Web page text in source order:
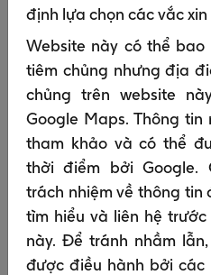
Tuân thủ nghĩa
minh bạch.
Bạn đã cho phép
trong trường hợp
phép từ bạn (luật
thuận”). Bạn có thể
bạn bất cứ lúc nào.
sự chấp thuận của
sau đây:
Đặt cookie trên
hiểu cách bạn
định lựa chọn các vắc
Website này có thể
tiêm chủng nhưng địa
chủng trên website
Google Maps. Thông
tham khảo và có thể
thời điểm bởi Google.
trách nhiệm về thông tin
tìm hiểu và liên hệ
này. Để tránh nhầm
được điều hành bởi